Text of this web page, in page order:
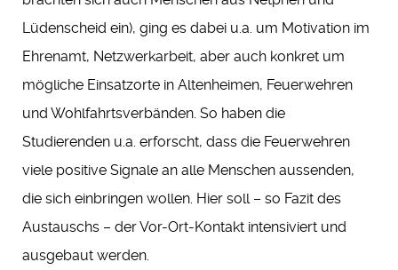
Lüdenscheid ein), ging es dabei u.a. um Motivation im
Ehrenamt, Netzwerkarbeit, aber auch konkret um
mögliche Einsatzorte in Altenheimen, Feuerwehren
und Wohlfahrtsverbänden. So haben die
Studierenden u.a. erforscht, dass die Feuerwehren
viele positive Signale an alle Menschen aussenden,
die sich einbringen wollen. Hier soll – so Fazit des
Austauschs – der Vor-Ort-Kontakt intensiviert und
ausgebaut werden.